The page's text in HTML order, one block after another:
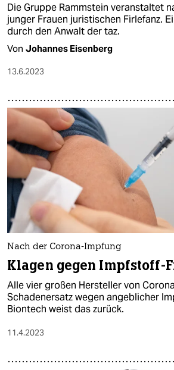
Die Gruppe Rammstein veranstaltet
junger Frauen juristischen Firlefanz.
durch den Anwalt der taz.
Von Johannes Eisenberg
13.6.2023
Nach der Corona-Impfung
Klagen gegen Impfstoff-
Alle vier großen Hersteller von
Schadenersatz wegen angeblicher
Biontech weist das zurück.
11.4.2023